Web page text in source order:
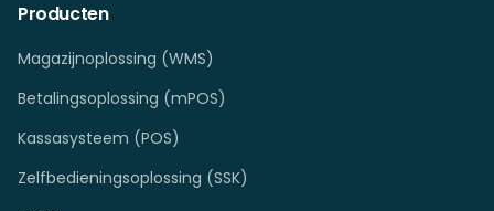
Producten
Magazijnoplossing (WMS)
Betalingsoplossing (mPOS)
Kassasysteem (POS)
Zelfbedieningsoplossing (SSK)